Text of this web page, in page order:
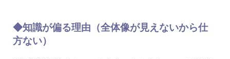
◆知識が偏る理由（全体像が見えないから仕
方ない）